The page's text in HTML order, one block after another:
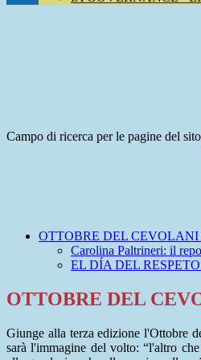
Campo di ricerca per le pagine del sito
OTTOBRE DEL
Carolina Paltrineri: il
EL DÍA DEL
OTTOBRE DEL
Giunge alla terza edizione l'Ottobre
sarà l'immagine del volto: “l'altro